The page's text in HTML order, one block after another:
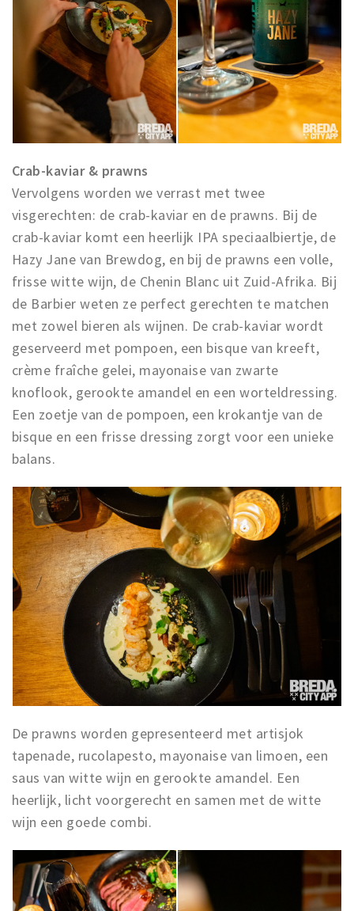
Crab-kaviar & prawns
Vervolgens worden we verrast met twee
visgerechten: de crab-kaviar en de prawns. Bij de
crab-kaviar komt een heerlijk IPA speciaalbiertje, de
Hazy Jane van Brewdog, en bij de prawns een volle,
frisse witte wijn, de Chenin Blanc uit Zuid-Afrika. Bij
de Barbier weten ze perfect gerechten te matchen
met zowel bieren als wijnen. De crab-kaviar wordt
geserveerd met pompoen, een bisque van kreeft,
crème fraîche gelei, mayonaise van zwarte
knoflook, gerookte amandel en een worteldressing.
Een zoetje van de pompoen, een krokantje van de
bisque en een frisse dressing zorgt voor een unieke
balans.
De prawns worden gepresenteerd met artisjok
tapenade, rucolapesto, mayonaise van limoen, een
saus van witte wijn en gerookte amandel. Een
heerlijk, licht voorgerecht en samen met de witte
wijn een goede combi.